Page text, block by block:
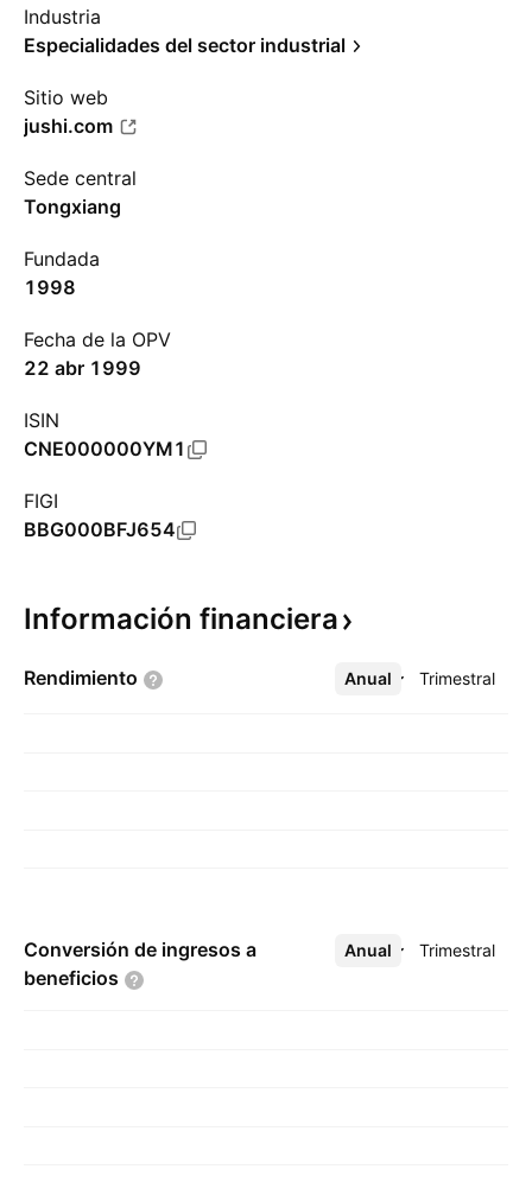
Industria
Especialidades del sector industrial
Sitio web
jushi.com
Sede central
Tongxiang
Fundada
1998
Fecha de la OPV
22 abr 1999
ISIN
CNE000000YM1
FIGI
BBG000BFJ654
Información financiera
Rendimiento Anual Trimestral
Más
Conversión de ingresos a
beneficios
Anual Trimestral
Más